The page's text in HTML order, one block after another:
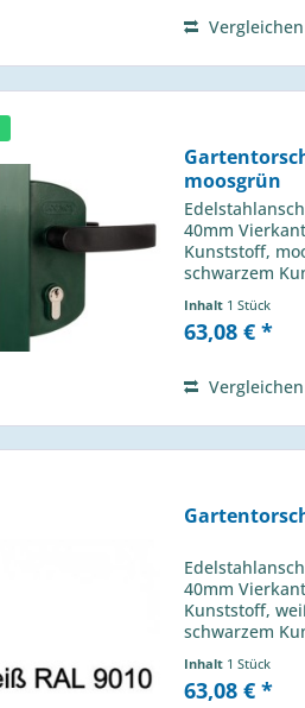
Vergleichen
moosgrün
40mm
Kunststoff,
schwarzem
verwendbar -
Schließbolzen
Inhalt 1 Stück
63,08 € *
Vergleichen
40mm
Kunststoff,
schwarzem
verwendbar -
Schließbolzen
Inhalt 1 Stück
63,08 € *